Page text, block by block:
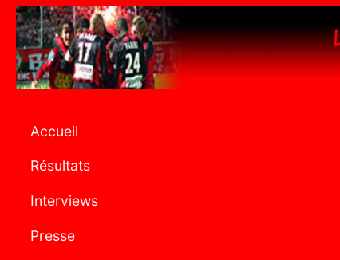
Accueil
Résultats
Interviews
Presse